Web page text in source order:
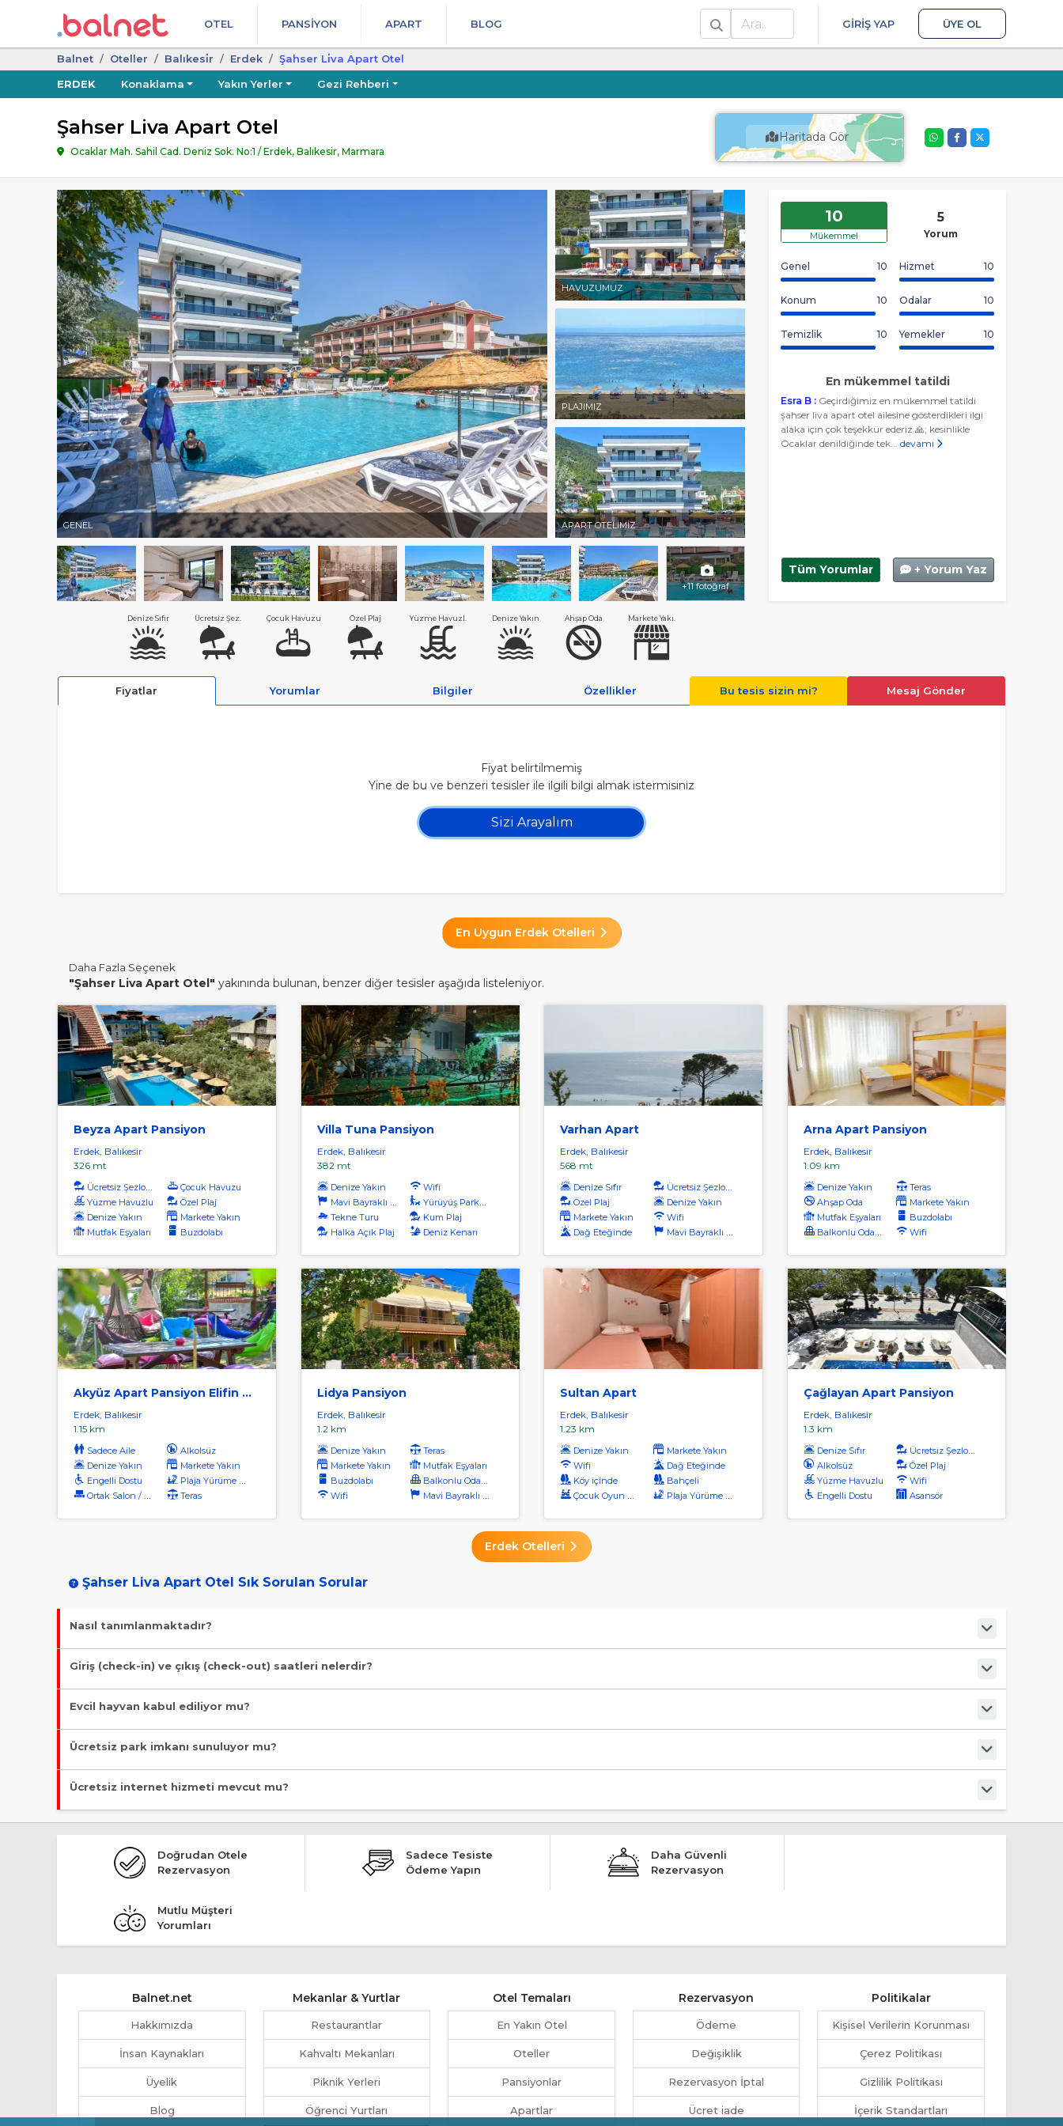
OTEL PANSIYON APART BLOG
Ara
GIRIŞ YAP ÜYE OL
Balnet Oteller Balıkesi̇r Erdek
Şahser Li̇va Apart Otel
ERDEK
Konaklama Yakın Yerler Gezi Rehberi
Şahser Liva Apart Otel
Ocaklar Mah. Sahil Cad. Deniz Sok. No:1 / Erdek, Balıkesir, Marmara
Haritada Gör
GENEL
HAVUZUMUZ
PLAJIMIZ
APART OTELİMİZ
+11 fotoğraf
10
Mükemmel
5
Yorum
Genel 10 Hizmet 10
Konum 10 Odalar 10
Temizlik 10 Yemekler 10
En mükemmel tatildi
Esra B : Geçirdiğimiz en mükemmel tatildi
şahser liva apart otel ailesine gösterdikleri ilgi
alaka için çok teşekkür ederiz 🙏; kesinlikle
Ocaklar denildiğinde tek... devamı
Tüm Yorumlar + Yorum Yaz
Denize Sıfır Ücretsiz Şez. Çocuk Havuzu Özel Plaj Yüzme Havuzl. Denize Yakın Ahşap Oda Markete Yakı.
Fiyatlar Yorumlar Bilgiler Özellikler Bu tesis sizin mi? Mesaj Gönder
Fiyat belirtilmemiş
Yine de bu ve benzeri tesisler ile ilgili bilgi almak istermisiniz
Sizi Arayalım
En Uygun Erdek Otelleri
Daha Fazla Seçenek
"Şahser Liva Apart Otel" yakınında bulunan, benzer diğer tesisler aşağıda listeleniyor.
Beyza Apart Pansiyon
Erdek, Balıkesir
326 mt
Ücretsiz Şezlong
Çocuk Havuzu
Yüzme Havuzlu
Özel Plaj
Denize Yakın
Markete Yakın
Mutfak Eşyaları
Buzdolabı
Villa Tuna Pansiyon
Erdek, Balıkesir
382 mt
Denize Yakın
Wifi
Mavi Bayraklı Plaj
Yürüyüş Parkuru
Tekne Turu
Kum Plaj
Halka Açık Plaj
Deniz Kenarı
Varhan Apart
Erdek, Balıkesir
568 mt
Denize Sıfır
Ücretsiz Şezlong
Özel Plaj
Denize Yakın
Markete Yakın
Wifi
Dağ Eteğinde
Mavi Bayraklı Plaj
Arna Apart Pansiyon
Erdek, Balıkesir
1.09 km
Denize Yakın
Teras
Ahşap Oda
Markete Yakın
Mutfak Eşyaları
Buzdolabı
Balkonlu Odalar
Wifi
Akyüz Apart Pansiyon Elifin Bahçesi
Erdek, Balıkesir
1.15 km
Sadece Aile
Alkolsüz
Denize Yakın
Markete Yakın
Engelli Dostu
Plaja Yürüme Mesafesi
Ortak Salon / Tv Alanı
Teras
Lidya Pansiyon
Erdek, Balıkesir
1.2 km
Denize Yakın
Teras
Markete Yakın
Mutfak Eşyaları
Buzdolabı
Balkonlu Odalar
Wifi
Mavi Bayraklı Plaj
Sultan Apart
Erdek, Balıkesir
1.23 km
Denize Yakın
Markete Yakın
Wifi
Dağ Eteğinde
Köy içinde
Bahçeli
Çocuk Oyun Alanı
Plaja Yürüme Mesafesi
Çağlayan Apart Pansiyon
Erdek, Balıkesir
1.3 km
Denize Sıfır
Ücretsiz Şezlong
Alkolsüz
Özel Plaj
Yüzme Havuzlu
Wifi
Engelli Dostu
Asansör
Erdek Otelleri
Şahser Liva Apart Otel Sık Sorulan Sorular
Nasıl tanımlanmaktadır?
Tesis Otel statüsündedir. Öne çıkan özellikleri "Denize Sıfır, Ücretsiz Şezlong, Çocuk Havuzu, Özel Plaj, Yüzme Havuzlu" şeklindedir.
Giriş (check-in) ve çıkış (check-out) saatleri nelerdir?
Giriş en erken 13:00, çıkış en geç 10:00 saatindedir.
Evcil hayvan kabul ediliyor mu?
Malesef, evcil hayvan kabul edilmiyor!
Ücretsiz park imkanı sunuluyor mu?
Evet, ücretsiz park imkanı mevcut.
Ücretsiz internet hizmeti mevcut mu?
Evet, ücretsiz internet hizmeti sunuluyor.
Doğrudan Otele
Rezervasyon
Sadece Tesiste
Ödeme Yapın
Daha Güvenli
Rezervasyon
Mutlu Müşteri
Yorumları
Balnet.net
Hakkımızda
İnsan Kaynakları
Üyelik
Blog
Mekanlar & Yurtlar
Restaurantlar
Kahvaltı Mekanları
Piknik Yerleri
Öğrenci Yurtları
Otel Temaları
En Yakın Otel
Oteller
Pansiyonlar
Apartlar
Rezervasyon
Ödeme
Değişiklik
Rezervasyon İptal
Ücret iade
Politikalar
Kişisel Verilerin Korunması
Çerez Politikası
Gizlilik Politikası
İçerik Standartları